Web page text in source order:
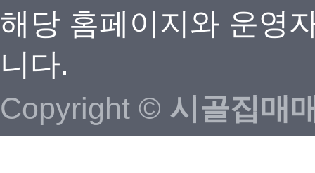
해당 홈페이지와 운영
니다.
Copyright © 시골집매